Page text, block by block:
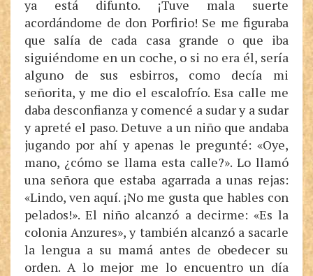
ya está difunto. ¡Tuve mala suerte
acordándome de don Porfirio! Se me figuraba
que salía de cada casa grande o que iba
siguiéndome en un coche, o si no era él, sería
alguno de sus esbirros, como decía mi
señorita, y me dio el escalofrío. Esa calle me
daba desconfianza y comencé a sudar y a sudar
y apreté el paso. Detuve a un niño que andaba
jugando por ahí y apenas le pregunté: «Oye,
mano, ¿cómo se llama esta calle?». Lo llamó
una señora que estaba agarrada a unas rejas:
«Lindo, ven aquí. ¡No me gusta que hables con
pelados!». El niño alcanzó a decirme: «Es la
colonia Anzures», y también alcanzó a sacarle
la lengua a su mamá antes de obedecer su
orden. A lo mejor me lo encuentro un día